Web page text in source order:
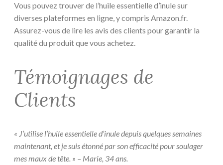
Vous pouvez trouver de l’huile essentielle d’inule sur
diverses plateformes en ligne, y compris Amazon.fr.
Assurez-vous de lire les avis des clients pour garantir la
qualité du produit que vous achetez.
Témoignages de
Clients
« J’utilise l’huile essentielle d’inule depuis quelques semaines
maintenant, et je suis étonné par son efficacité pour soulager
mes maux de tête. » – Marie, 34 ans.